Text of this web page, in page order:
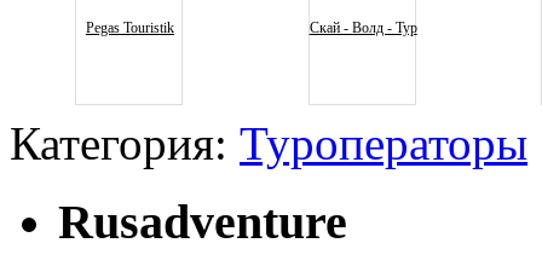
Pegas Touristik Скай - Волд - Тур
Категория: Туроператоры
Rusadventure